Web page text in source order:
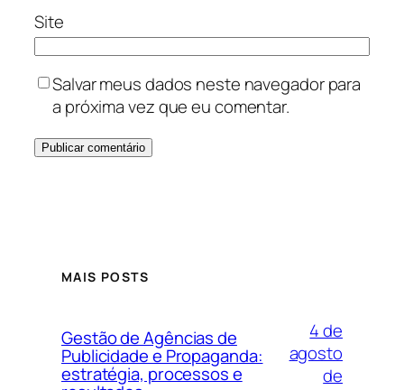
Site
Salvar meus dados neste navegador para
a próxima vez que eu comentar.
MAIS POSTS
Gestão de Agências de
Publicidade e Propaganda:
estratégia, processos e
4 de
agosto
de